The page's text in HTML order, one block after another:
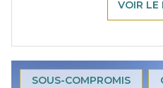
VOIR LE
SOUS-COMPROMIS